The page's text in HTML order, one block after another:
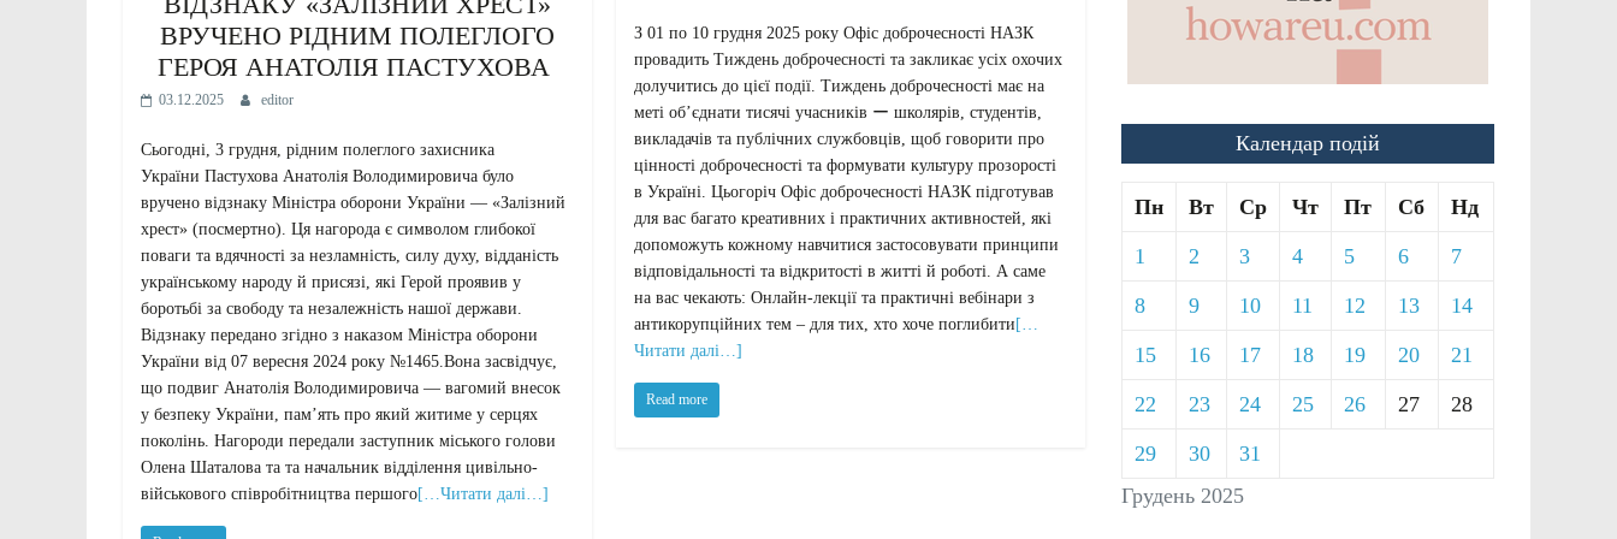
ВРУЧЕНО РІДНИМ ПОЛЕГЛОГО
ГЕРОЯ АНАТОЛІЯ ПАСТУХОВА
03.12.2025 editor
Сьогодні, 3 грудня, рідним полеглого захисника
України Пастухова Анатолія Володимировича було
вручено відзнаку Міністра оборони України — «Залізний
хрест» (посмертно). Ця нагорода є символом глибокої
поваги та вдячності за незламність, силу духу, відданість
українському народу й присязі, які Герой проявив у
боротьбі за свободу та незалежність нашої держави.
Відзнаку передано згідно з наказом Міністра оборони
України від 07 вересня 2024 року №1465.Вона засвідчує,
що подвиг Анатолія Володимировича — вагомий внесок
у безпеку України, пам’ять про який житиме у серцях
поколінь. Нагороди передали заступник міського голови
Олена Шаталова та та начальник відділення цивільно-
військового співробітництва першого[…Читати далі…]
З 01 по 10 грудня 2025 року Офіс доброчесності НАЗК
провадить Тиждень доброчесності та закликає усіх охочих
долучитись до цієї події. Тиждень доброчесності має на
меті об’єднати тисячі учасників ー школярів, студентів,
викладачів та публічних службовців, щоб говорити про
цінності доброчесності та формувати культуру прозорості
в Україні. Цьогоріч Офіс доброчесності НАЗК підготував
для вас багато креативних і практичних активностей, які
допоможуть кожному навчитися застосовувати принципи
відповідальності та відкритості в житті й роботі. А саме
на вас чекають: Онлайн-лекції та практичні вебінари з
антикорупційних тем – для тих, хто хоче поглибити[…
Читати далі…]
Read more
Календар подій
Грудень 2025
Пн Вт Ср Чт Пт Сб Нд
1 2 3 4 5 6 7
8 9 10 11 12 13 14
15 16 17 18 19 20 21
22 23 24 25 26 27 28
29 30 31